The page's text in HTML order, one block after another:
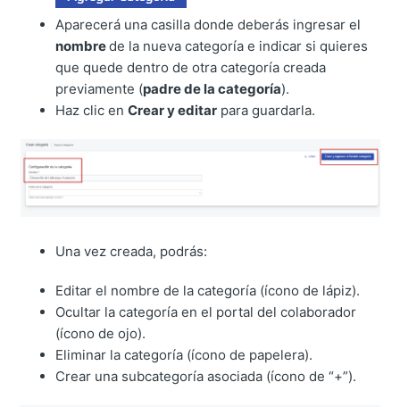
Aparecerá una casilla donde deberás ingresar el
nombrede la nueva categoría e indicar si quieres
que quede dentro de otra categoría creada
previamente (padre de la categoría).
Haz clic enCrear y editar para guardarla.
Una vez creada, podrás:
Editar el nombre de la categoría (ícono de lápiz).
Ocultar la categoría en el portal del colaborador
(ícono de ojo).
Eliminar la categoría (ícono de papelera).
Crear una subcategoría asociada (ícono de “+”).